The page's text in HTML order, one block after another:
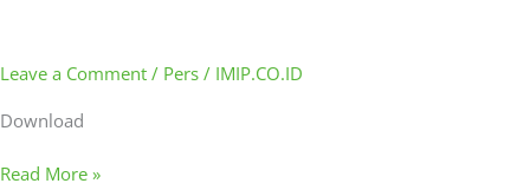
Leave a Comment / Pers / IMIP.CO.ID
Download
Read More »